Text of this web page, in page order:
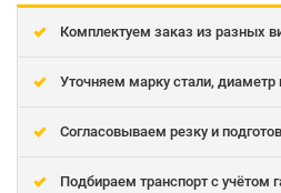
Комплектуем заказ из разных
Уточняем марку стали,
Согласовываем резку и
Подбираем транспорт с учётом